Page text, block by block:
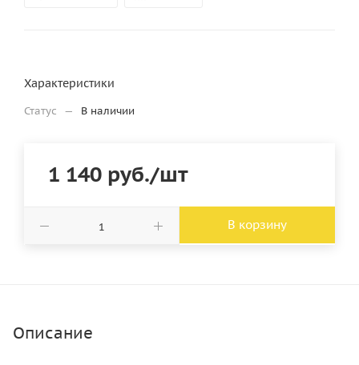
Характеристики
Статус — В наличии
1 140 руб./шт
В корзину
Описание